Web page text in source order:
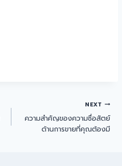
NEXT
ความสำคัญของความซื่อสัตย์
ด้านการขายที่คุณต้องมี